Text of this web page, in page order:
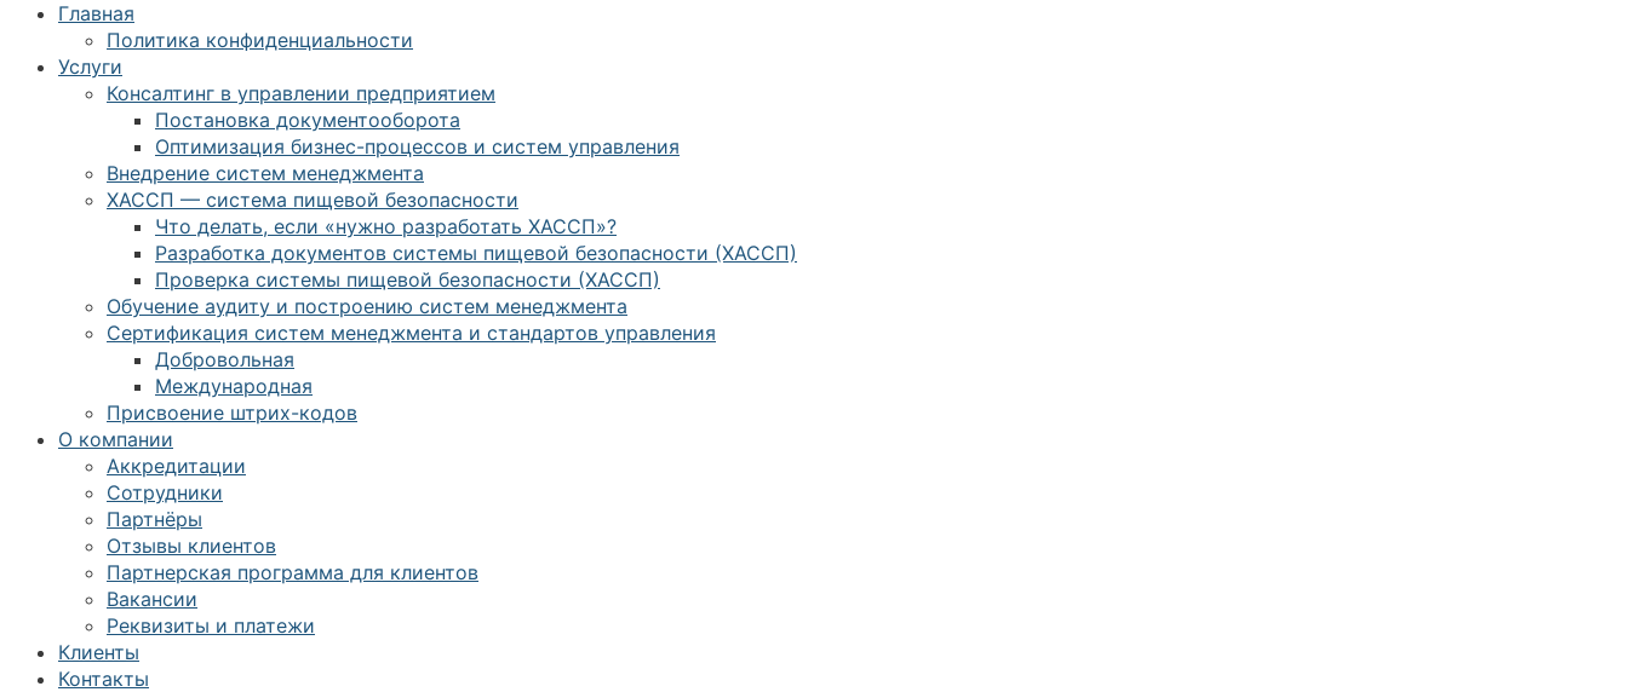
Главная
Политика конфиденциальности
Услуги
Консалтинг в управлении предприятием
Постановка документооборота
Оптимизация бизнес-процессов и систем управления
Внедрение систем менеджмента
ХАССП — система пищевой безопасности
Что делать, если «нужно разработать ХАССП»?
Разработка документов системы пищевой безопасности (ХАССП)
Проверка системы пищевой безопасности (ХАССП)
Обучение аудиту и построению систем менеджмента
Сертификация систем менеджмента и стандартов управления
Добровольная
Международная
Присвоение штрих-кодов
О компании
Аккредитации
Сотрудники
Партнёры
Отзывы клиентов
Партнерская программа для клиентов
Вакансии
Реквизиты и платежи
Клиенты
Контакты